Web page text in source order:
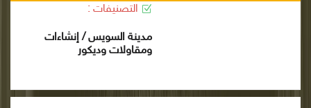
التصنيفات :
مدينة السويس / إنشاءات
ومقاولات وديكور